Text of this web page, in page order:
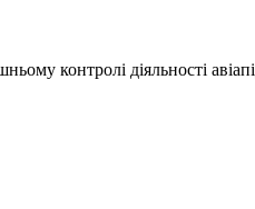
контролі діяльності